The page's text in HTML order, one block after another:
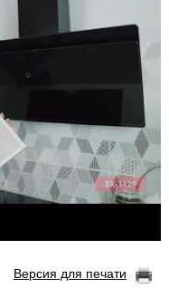
Версия для печати